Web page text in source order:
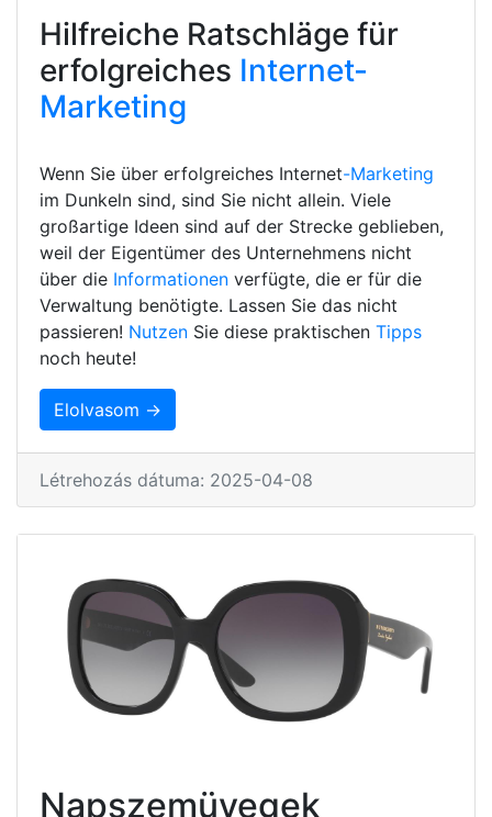
Hilfreiche Ratschläge für
erfolgreiches Internet-
Marketing
Wenn Sie über erfolgreiches Internet-Marketing
im Dunkeln sind, sind Sie nicht allein. Viele
großartige Ideen sind auf der Strecke geblieben,
weil der Eigentümer des Unternehmens nicht
über die Informationen verfügte, die er für die
Verwaltung benötigte. Lassen Sie das nicht
passieren! Nutzen Sie diese praktischen Tipps
noch heute!
Elolvasom →
Létrehozás dátuma: 2025-04-08
Napszemüvegek